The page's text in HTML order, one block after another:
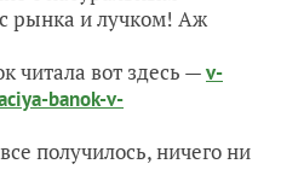
рынка и лучком! Аж
читала вот здесь —v-
banok-v-
получилось, ничего ни